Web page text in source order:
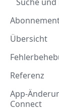
Übersicht
Referenz
App-
Connect